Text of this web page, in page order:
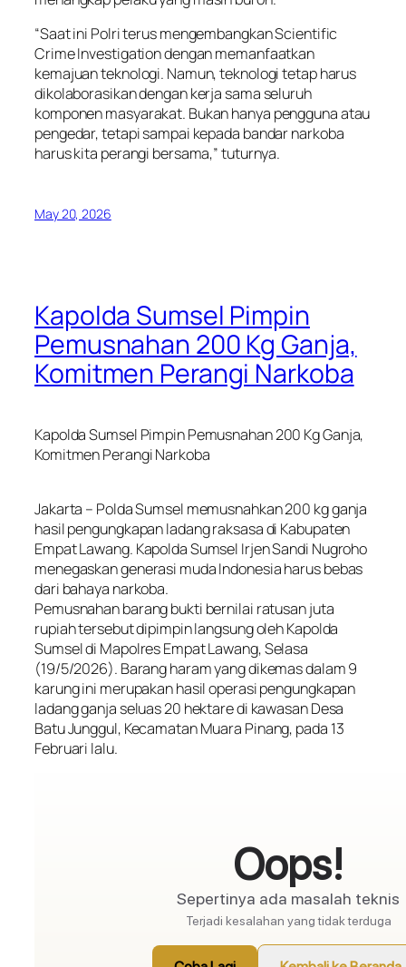
“Saat ini Polri terus mengembangkan Scientific
Crime Investigation dengan memanfaatkan
kemajuan teknologi. Namun, teknologi tetap harus
dikolaborasikan dengan kerja sama seluruh
komponen masyarakat. Bukan hanya pengguna atau
pengedar, tetapi sampai kepada bandar narkoba
harus kita perangi bersama,” tuturnya.
May 20, 2026
Kapolda Sumsel Pimpin
Pemusnahan 200 Kg Ganja,
Komitmen Perangi Narkoba
Kapolda Sumsel Pimpin Pemusnahan 200 Kg Ganja,
Komitmen Perangi Narkoba
Jakarta – Polda Sumsel memusnahkan 200 kg ganja
hasil pengungkapan ladang raksasa di Kabupaten
Empat Lawang. Kapolda Sumsel Irjen Sandi Nugroho
menegaskan generasi muda Indonesia harus bebas
dari bahaya narkoba.
Pemusnahan barang bukti bernilai ratusan juta
rupiah tersebut dipimpin langsung oleh Kapolda
Sumsel di Mapolres Empat Lawang, Selasa
(19/5/2026). Barang haram yang dikemas dalam 9
karung ini merupakan hasil operasi pengungkapan
ladang ganja seluas 20 hektare di kawasan Desa
Batu Junggul, Kecamatan Muara Pinang, pada 13
Februari lalu.